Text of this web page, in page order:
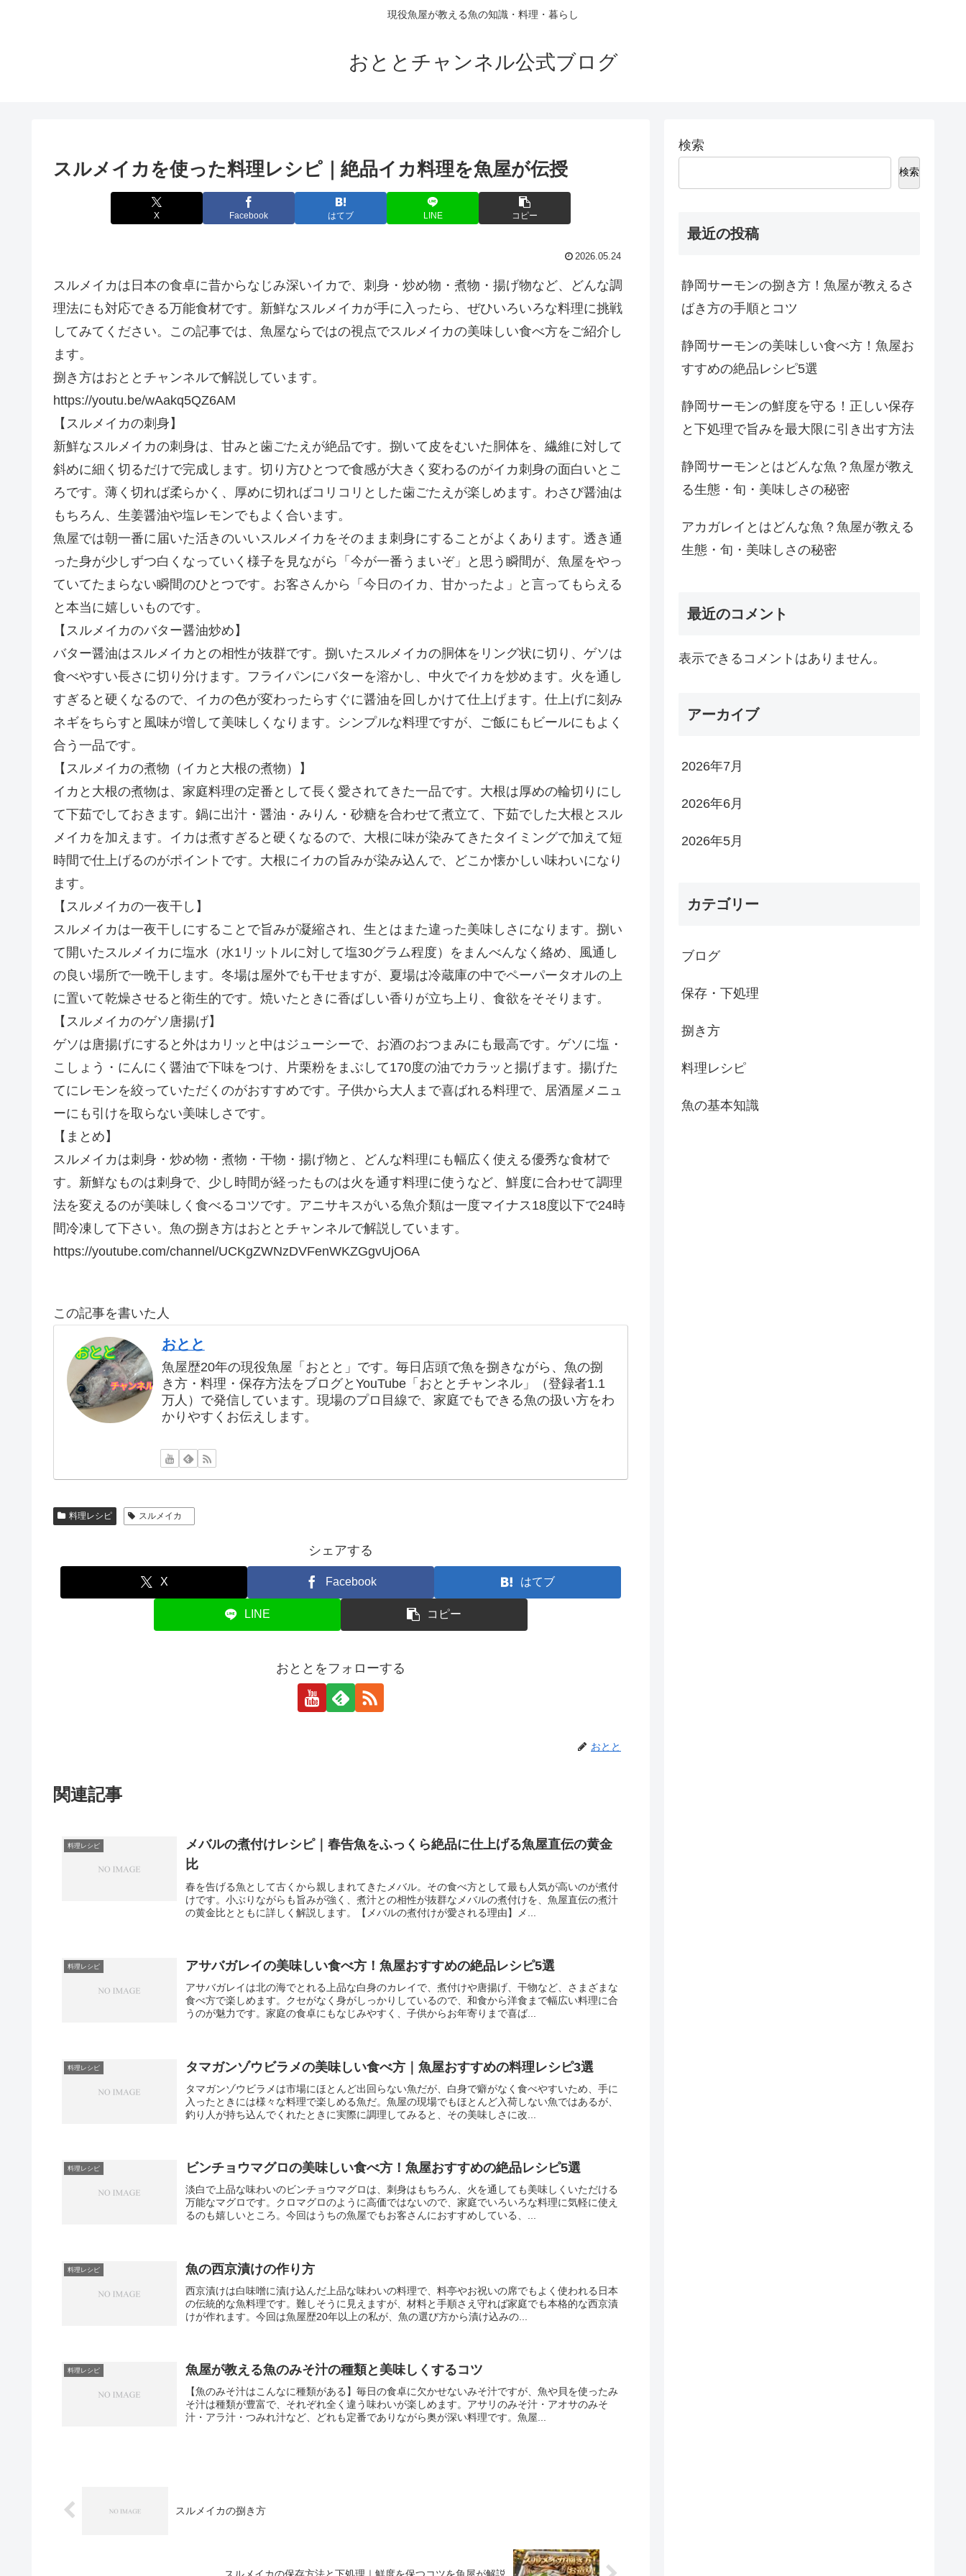
現役魚屋が教える魚の知識・料理・暮らし
おととチャンネル公式ブログ
スルメイカを使った料理レシピ｜絶品イカ料理を魚屋が伝授
X Facebook はてブ LINE コピー
2026.05.24
スルメイカは日本の食卓に昔からなじみ深いイカで、刺身・炒め物・煮物・揚げ物など、どんな調
理法にも対応できる万能食材です。新鮮なスルメイカが手に入ったら、ぜひいろいろな料理に挑戦
してみてください。この記事では、魚屋ならではの視点でスルメイカの美味しい食べ方をご紹介し
ます。
捌き方はおととチャンネルで解説しています。
https://youtu.be/wAakq5QZ6AM
【スルメイカの刺身】
新鮮なスルメイカの刺身は、甘みと歯ごたえが絶品です。捌いて皮をむいた胴体を、繊維に対して
斜めに細く切るだけで完成します。切り方ひとつで食感が大きく変わるのがイカ刺身の面白いとこ
ろです。薄く切れば柔らかく、厚めに切ればコリコリとした歯ごたえが楽しめます。わさび醤油は
もちろん、生姜醤油や塩レモンでもよく合います。
魚屋では朝一番に届いた活きのいいスルメイカをそのまま刺身にすることがよくあります。透き通
った身が少しずつ白くなっていく様子を見ながら「今が一番うまいぞ」と思う瞬間が、魚屋をやっ
ていてたまらない瞬間のひとつです。お客さんから「今日のイカ、甘かったよ」と言ってもらえる
と本当に嬉しいものです。
【スルメイカのバター醤油炒め】
バター醤油はスルメイカとの相性が抜群です。捌いたスルメイカの胴体をリング状に切り、ゲソは
食べやすい長さに切り分けます。フライパンにバターを溶かし、中火でイカを炒めます。火を通し
すぎると硬くなるので、イカの色が変わったらすぐに醤油を回しかけて仕上げます。仕上げに刻み
ネギをちらすと風味が増して美味しくなります。シンプルな料理ですが、ご飯にもビールにもよく
合う一品です。
【スルメイカの煮物（イカと大根の煮物）】
イカと大根の煮物は、家庭料理の定番として長く愛されてきた一品です。大根は厚めの輪切りにし
て下茹でしておきます。鍋に出汁・醤油・みりん・砂糖を合わせて煮立て、下茹でした大根とスル
メイカを加えます。イカは煮すぎると硬くなるので、大根に味が染みてきたタイミングで加えて短
時間で仕上げるのがポイントです。大根にイカの旨みが染み込んで、どこか懐かしい味わいになり
ます。
【スルメイカの一夜干し】
スルメイカは一夜干しにすることで旨みが凝縮され、生とはまた違った美味しさになります。捌い
て開いたスルメイカに塩水（水1リットルに対して塩30グラム程度）をまんべんなく絡め、風通し
の良い場所で一晩干します。冬場は屋外でも干せますが、夏場は冷蔵庫の中でペーパータオルの上
に置いて乾燥させると衛生的です。焼いたときに香ばしい香りが立ち上り、食欲をそそります。
【スルメイカのゲソ唐揚げ】
ゲソは唐揚げにすると外はカリッと中はジューシーで、お酒のおつまみにも最高です。ゲソに塩・
こしょう・にんにく醤油で下味をつけ、片栗粉をまぶして170度の油でカラッと揚げます。揚げた
てにレモンを絞っていただくのがおすすめです。子供から大人まで喜ばれる料理で、居酒屋メニュ
ーにも引けを取らない美味しさです。
【まとめ】
スルメイカは刺身・炒め物・煮物・干物・揚げ物と、どんな料理にも幅広く使える優秀な食材で
す。新鮮なものは刺身で、少し時間が経ったものは火を通す料理に使うなど、鮮度に合わせて調理
法を変えるのが美味しく食べるコツです。アニサキスがいる魚介類は一度マイナス18度以下で24時
間冷凍して下さい。魚の捌き方はおととチャンネルで解説しています。
https://youtube.com/channel/UCKgZWNzDVFenWKZGgvUjO6A
この記事を書いた人
おとと
魚屋歴20年の現役魚屋「おとと」です。毎日店頭で魚を捌きながら、魚の捌
き方・料理・保存方法をブログとYouTube「おととチャンネル」（登録者1.1
万人）で発信しています。現場のプロ目線で、家庭でもできる魚の扱い方をわ
かりやすくお伝えします。
料理レシピ スルメイカ
シェアする
X Facebook はてブ
LINE コピー
おととをフォローする
おとと
関連記事
料理レシピ
メバルの煮付けレシピ｜春告魚をふっくら絶品に仕上げる魚屋直伝の黄金
比
春を告げる魚として古くから親しまれてきたメバル。その食べ方として最も人気が高いのが煮付
けです。小ぶりながらも旨みが強く、煮汁との相性が抜群なメバルの煮付けを、魚屋直伝の煮汁
の黄金比とともに詳しく解説します。【メバルの煮付けが愛される理由】メ...
料理レシピ アサバガレイの美味しい食べ方！魚屋おすすめの絶品レシピ5選
アサバガレイは北の海でとれる上品な白身のカレイで、煮付けや唐揚げ、干物など、さまざまな
食べ方で楽しめます。クセがなく身がしっかりしているので、和食から洋食まで幅広い料理に合
うのが魅力です。家庭の食卓にもなじみやすく、子供からお年寄りまで喜ば...
料理レシピ タマガンゾウビラメの美味しい食べ方｜魚屋おすすめの料理レシピ3選
タマガンゾウビラメは市場にほとんど出回らない魚だが、白身で癖がなく食べやすいため、手に
入ったときには様々な料理で楽しめる魚だ。魚屋の現場でもほとんど入荷しない魚ではあるが、
釣り人が持ち込んでくれたときに実際に調理してみると、その美味しさに改...
料理レシピ ビンチョウマグロの美味しい食べ方！魚屋おすすめの絶品レシピ5選
淡白で上品な味わいのビンチョウマグロは、刺身はもちろん、火を通しても美味しくいただける
万能なマグロです。クロマグロのように高価ではないので、家庭でいろいろな料理に気軽に使え
るのも嬉しいところ。今回はうちの魚屋でもお客さんにおすすめしている、...
料理レシピ 魚の西京漬けの作り方
西京漬けは白味噌に漬け込んだ上品な味わいの料理で、料亭やお祝いの席でもよく使われる日本
の伝統的な魚料理です。難しそうに見えますが、材料と手順さえ守れば家庭でも本格的な西京漬
けが作れます。今回は魚屋歴20年以上の私が、魚の選び方から漬け込みの...
料理レシピ 魚屋が教える魚のみそ汁の種類と美味しくするコツ
【魚のみそ汁はこんなに種類がある】毎日の食卓に欠かせないみそ汁ですが、魚や貝を使ったみ
そ汁は種類が豊富で、それぞれ全く違う味わいが楽しめます。アサリのみそ汁・アオサのみそ
汁・アラ汁・つみれ汁など、どれも定番でありながら奥が深い料理です。魚屋...
スルメイカの捌き方
スルメイカの保存方法と下処理｜鮮度を保つコツを魚屋が解説
検索
検索
最近の投稿
静岡サーモンの捌き方！魚屋が教えるさ
ばき方の手順とコツ
静岡サーモンの美味しい食べ方！魚屋お
すすめの絶品レシピ5選
静岡サーモンの鮮度を守る！正しい保存
と下処理で旨みを最大限に引き出す方法
静岡サーモンとはどんな魚？魚屋が教え
る生態・旬・美味しさの秘密
アカガレイとはどんな魚？魚屋が教える
生態・旬・美味しさの秘密
最近のコメント
表示できるコメントはありません。
アーカイブ
2026年7月
2026年6月
2026年5月
カテゴリー
ブログ
保存・下処理
捌き方
料理レシピ
魚の基本知識